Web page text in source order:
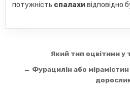
потужність спалахивідповідно
Навігація
записів
Який тип оцвітини у
← Фурацилін або